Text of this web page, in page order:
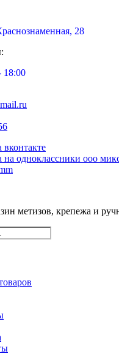
28
метизов, крепежа и